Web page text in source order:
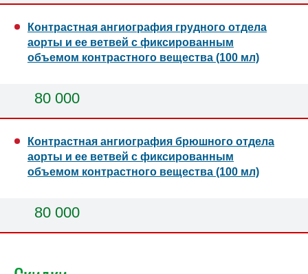
Контрастная ангиография грудного отдела
аорты и ее ветвей с фиксированным
объемом контрастного вещества (100 мл)
80 000
Контрастная ангиография брюшного отдела
аорты и ее ветвей с фиксированным
объемом контрастного вещества (100 мл)
80 000